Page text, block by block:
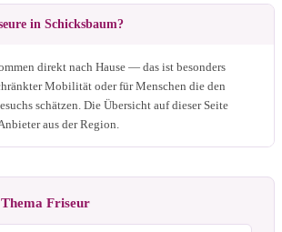
in Schicksbaum?
direkt nach Hause — das ist besonders
Mobilität oder für Menschen die den
schätzen. Die Übersicht auf dieser Seite
aus der Region.
Friseur